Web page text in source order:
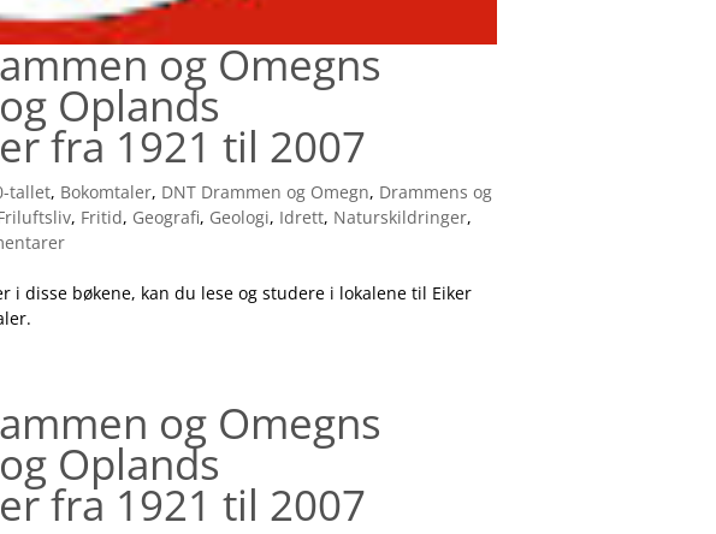
og Omegns
Oplands
fra 1921 til 2007
tallet, Bokomtaler, DNT Drammen og Omegn, Drammens og
, Fritid, Geografi, Geologi, Idrett, Naturskildringer,
i disse bøkene, kan du lese og studere i lokalene til Eiker
og Omegns
Oplands
fra 1921 til 2007